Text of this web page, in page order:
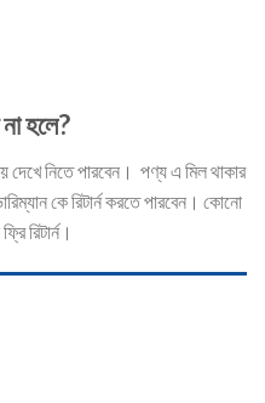
হলে?
নিতে পারবেন। পণ্য এ মিল থাকার
কে রিটার্ন করতে পারবেন। কোনো
রিটার্ন।